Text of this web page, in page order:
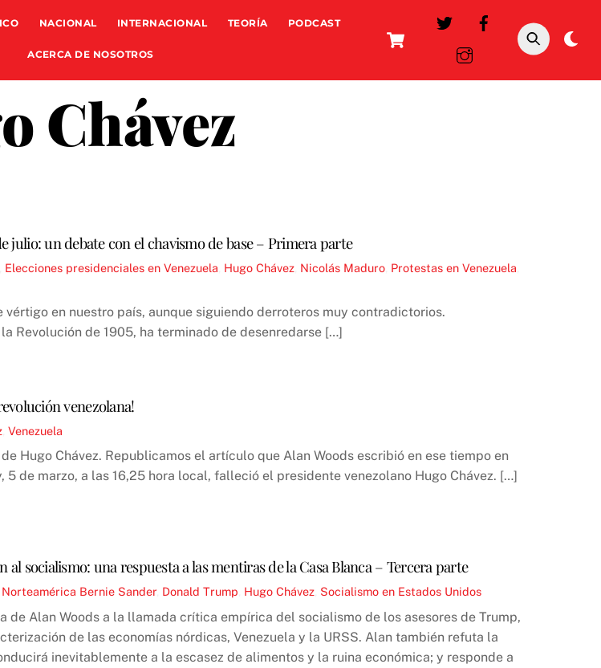
Cart
NACIONAL INTERNACIONAL TEORÍA PODCAST
ACERCA DE NOSOTROS
Chávez
un debate con el chavismo de base – Primera parte
Elecciones presidenciales en Venezuela Hugo Chávez Nicolás Maduro Protestas en Venezuela
en nuestro país, aunque siguiendo derroteros muy contradictorios.
Revolución de 1905, ha terminado de desenredarse […]
venezolana!
,Venezuela
Hugo Chávez. Republicamos el artículo que Alan Woods escribió en ese tiempo en
5 de marzo, a las 16,25 hora local, falleció el presidente venezolano Hugo Chávez. […]
socialismo: una respuesta a las mentiras de la Casa Blanca – Tercera parte
Norteamérica Bernie Sander, Donald Trump Hugo Chávez Socialismo en Estados Unidos
de Alan Woods a la llamada crítica empírica del socialismo de los asesores de Trump,
de las economías nórdicas, Venezuela y la URSS. Alan también refuta la
inevitablemente a la escasez de alimentos y la ruina económica; y responde a